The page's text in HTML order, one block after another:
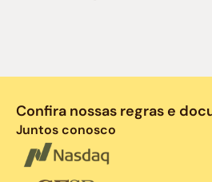
Confira nossas regras e
Juntos conosco